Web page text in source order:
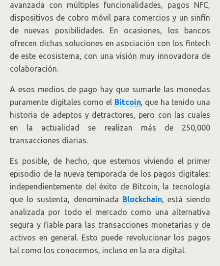
avanzada con múltiples funcionalidades, pagos NFC,
dispositivos de cobro móvil para comercios y un sinfín
de nuevas posibilidades. En ocasiones, los bancos
ofrecen dichas soluciones en asociación con los fintech
de este ecosistema, con una visión muy innovadora de
colaboración.
A esos medios de pago hay que sumarle las monedas
puramente digitales como el Bitcoin, que ha tenido una
historia de adeptos y detractores, pero con las cuales
en la actualidad se realizan más de 250,000
transacciones diarias.
Es posible, de hecho, que estemos viviendo el primer
episodio de la nueva temporada de los pagos digitales:
independientemente del éxito de Bitcoin, la tecnología
que lo sustenta, denominada Blockchain, está siendo
analizada por todo el mercado como una alternativa
segura y fiable para las transacciones monetarias y de
activos en general. Esto puede revolucionar los pagos
tal como los conocemos, incluso en la era digital.